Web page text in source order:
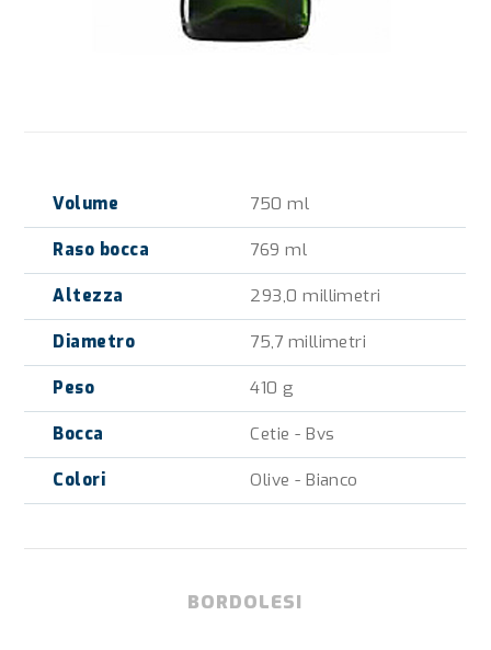
Volume 750 ml
Raso bocca 769 ml
Altezza 293,0 millimetri
Diametro 75,7 millimetri
Peso 410 g
Bocca Cetie - Bvs
Colori Olive - Bianco
BORDOLESI